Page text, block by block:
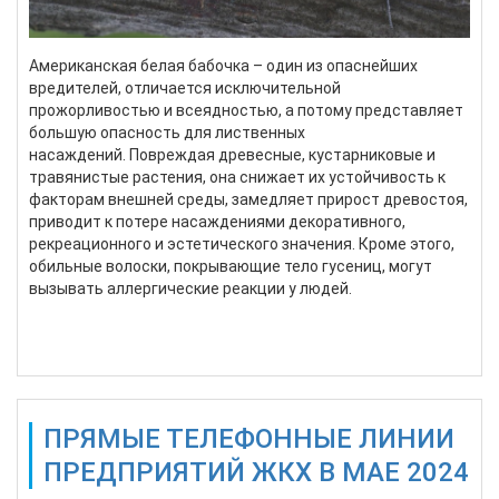
Американская белая бабочка – один из опаснейших
вредителей, отличается исключительной
прожорливостью и всеядностью, а потому представляет
большую опасность для лиственных
насаждений. Повреждая древесные, кустарниковые и
травянистые растения, она снижает их устойчивость к
факторам внешней среды, замедляет прирост древостоя,
приводит к потере насаждениями декоративного,
рекреационного и эстетического значения. Кроме этого,
обильные волоски, покрывающие тело гусениц, могут
вызывать аллергические реакции у людей.
ПРЯМЫЕ ТЕЛЕФОННЫЕ ЛИНИИ
ПРЕДПРИЯТИЙ ЖКХ В МАЕ 2024